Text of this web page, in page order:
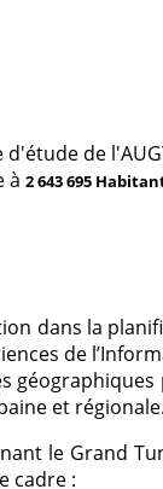
de
à 2 643 695
dans la
de
et
le Grand
cadre :